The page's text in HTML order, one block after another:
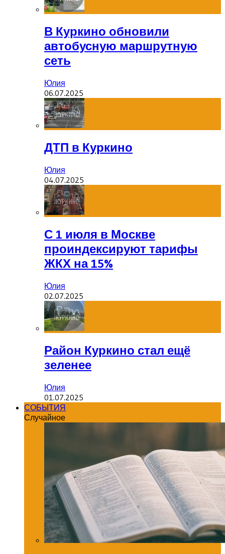
В Куркино обновили
автобусную маршрутную
сеть
Юлия
06.07.2025
ДТП в Куркино
Юлия
04.07.2025
С 1 июля в Москве
проиндексируют тарифы
ЖКХ на 15%
Юлия
02.07.2025
Район Куркино стал ещё
зеленее
Юлия
01.07.2025
СОБЫТИЯ
Случайное